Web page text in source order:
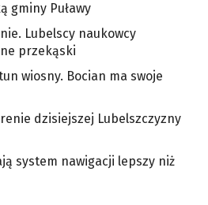
gminy Puławy
Lubelscy naukowcy
przekąski
wiosny. Bocian ma swoje
dzisiejszej Lubelszczyzny
system nawigacji lepszy niż